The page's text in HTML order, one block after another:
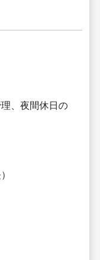
、夜間休日の